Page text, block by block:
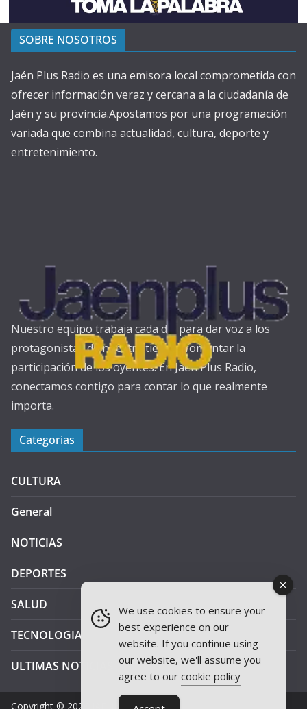
SOBRE NOSOTROS
Jaén Plus Radio es una emisora local comprometida con
ofrecer información veraz y cercana a la ciudadanía de
Jaén y su provincia.Apostamos por una programación
variada que combina actualidad, cultura, deporte y
entretenimiento.
Nuestro equipo trabaja cada día para dar voz a los
protagonistas de nuestra tierra y fomentar la
participación de los oyentes. En Jaén Plus Radio,
conectamos contigo para contar lo que realmente
importa.
Categorias
CULTURA
General
NOTICIAS
DEPORTES
SALUD
TECNOLOGIA
ULTIMAS NOTICIAS
Copyright © 2026 JAEN PLUS RADIO
We use cookies to ensure your
best experience on our
website. If you continue using
our website, we'll assume you
agree to our cookie policy